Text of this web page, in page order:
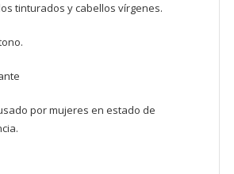
tinturados y cabellos vírgenes.
por mujeres en estado de